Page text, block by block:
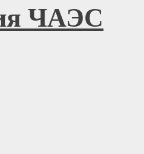
ЧАЭС